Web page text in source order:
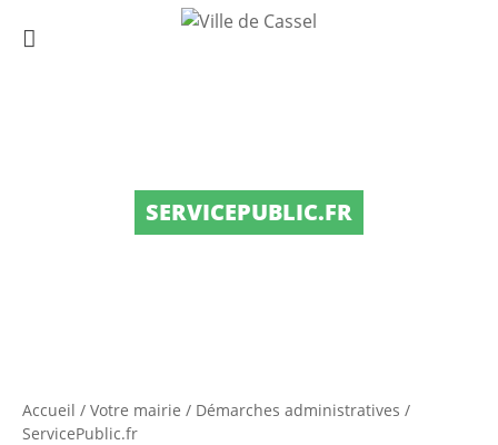
SERVICEPUBLIC.FR
Accueil / Votre mairie / Démarches administratives /
ServicePublic.fr